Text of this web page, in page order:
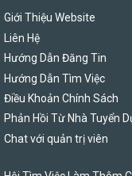
Giới Thiệu Website
Liên Hệ
Hướng Dẫn Đăng Tin
Hướng Dẫn Tìm Việc
Điều Khoản Chính Sách
Phản Hồi Từ Nhà Tuyển
Chat với quản trị viên